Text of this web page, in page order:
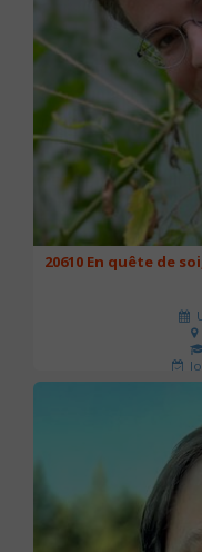
20610 En quête de